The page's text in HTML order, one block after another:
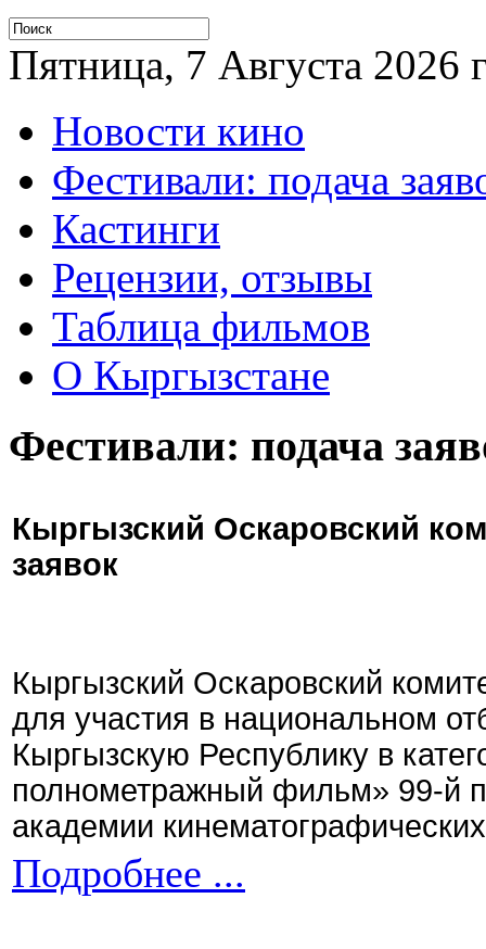
Пятница, 7 Августа 2026
Новости кино
Фестивали: подача
Кастинги
Рецензии, отзывы
Таблица фильмов
О Кыргызстане
Фестивали: подача
Кыргызский Оскаровский
заявок
Кыргызский Оскаровский
для участия в национальном
Кыргызскую Республику в
полнометражный фильм» 99-й
академии
Подробнее ...